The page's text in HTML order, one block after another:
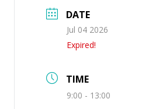
DATE
Jul 04 2026
Expired!
TIME
9:00 - 13:00